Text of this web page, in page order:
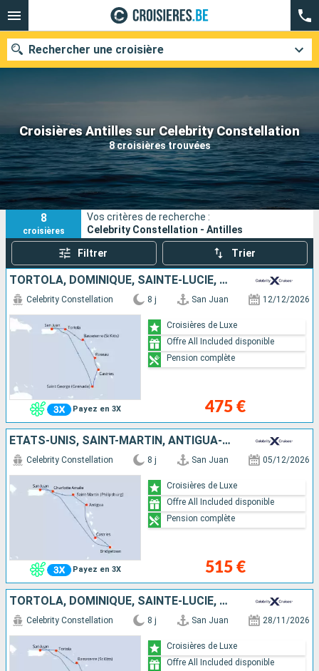
Croisières Antilles sur Celebrity Constellation
8 croisières trouvées
Rechercher une croisière
Nos destinations
Mois de départ
Ports Compagnies
Rechercher
8
croisières
Vos critères de recherche :
Celebrity Constellation - Antilles
Filtrer Trier
TORTOLA, DOMINIQUE, SAINTE-LUCIE, GRENADE, PORTO RICO
Payez en 3X
Celebrity Constellation 8 j San Juan 12/12/2026
475 €
Croisières de Luxe
Offre All Included disponible
Pension complète
ÉTATS-UNIS, SAINT-MARTIN, ANTIGUA-ET-BARBUDA, SAINTE-LUCIE, BARBADE, PORTO RICO
Payez en 3X
Celebrity Constellation 8 j San Juan 05/12/2026
515 €
Croisières de Luxe
Offre All Included disponible
Pension complète
TORTOLA, DOMINIQUE, SAINTE-LUCIE, BARBADE, PORTO RICO
Celebrity Constellation 8 j San Juan 28/11/2026
Croisières de Luxe
Offre All Included disponible